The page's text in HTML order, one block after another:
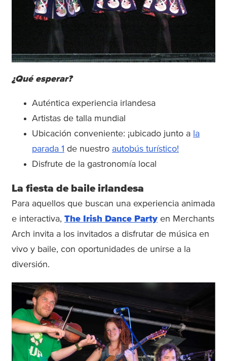
¿Qué esperar?
Auténtica experiencia irlandesa
Artistas de talla mundial
Ubicación conveniente: ¡ubicado junto a la
parada 1 de nuestro autobús turístico!
Disfrute de la gastronomía local
La fiesta de baile irlandesa
Para aquellos que buscan una experiencia animada
e interactiva, The Irish Dance Party en Merchants
Arch invita a los invitados a disfrutar de música en
vivo y baile, con oportunidades de unirse a la
diversión.